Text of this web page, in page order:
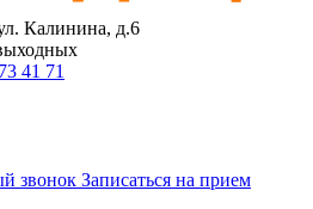
Калинина, д.6
41 71
звонок Записаться на прием